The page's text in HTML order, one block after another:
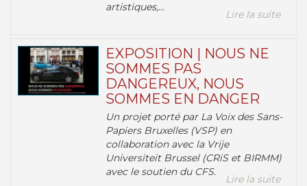
artistiques,...
Lire la suite
EXPOSITION | NOUS NE
SOMMES PAS
DANGEREUX, NOUS
SOMMES EN DANGER
Un projet porté par La Voix des Sans-
Papiers Bruxelles (VSP) en
collaboration avec la Vrije
Universiteit Brussel (CRiS et BIRMM)
avec le soutien du CFS.
Lire la suite